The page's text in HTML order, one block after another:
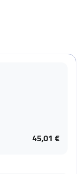
45,01 €